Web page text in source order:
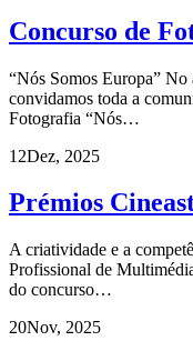
Concurso de
“Nós Somos Europa”
convidamos toda a
Fotografia “Nós…
12Dez, 2025
Prémios
A criatividade e a
Profissional de
do concurso…
20Nov, 2025